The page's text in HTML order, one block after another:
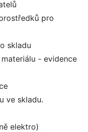
pro
skladu
- evidence
ve skladu.
elektro)